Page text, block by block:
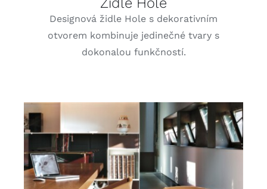
Designová židle Hole s dekorativním
otvorem kombinuje jedinečné tvary s
dokonalou funkčností.